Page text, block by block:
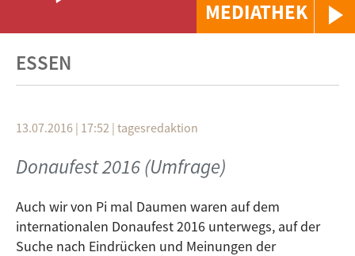
MEDIATHEK
ESSEN
13.07.2016 | 17:52 | tagesredaktion
Donaufest 2016 (Umfrage)
Auch wir von Pi mal Daumen waren auf dem
internationalen Donaufest 2016 unterwegs, auf der
Suche nach Eindrücken und Meinungen der